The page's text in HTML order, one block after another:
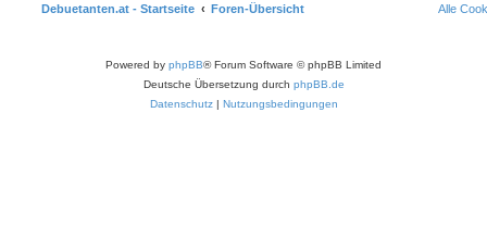
Debuetanten.at - Startseite Foren-Übersicht Alle
Powered by phpBB® Forum Software © phpBB Limited
Deutsche Übersetzung durch phpBB.de
Datenschutz | Nutzungsbedingungen